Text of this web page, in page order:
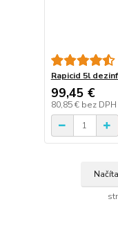
Rapicid 5l
99,45 €
80,85 € bez DPH